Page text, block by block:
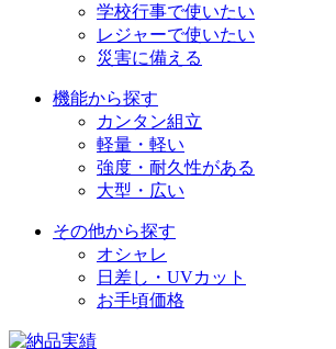
学校行事で使いたい
レジャーで使いたい
災害に備える
機能から探す
カンタン組立
軽量・軽い
強度・耐久性がある
大型・広い
その他から探す
オシャレ
日差し・UVカット
お手頃価格